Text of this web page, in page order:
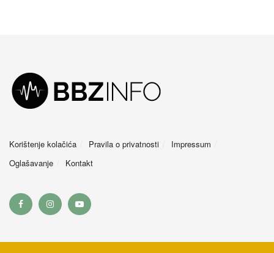
Korištenje kolačića Pravila o privatnosti
Impressum
Oglašavanje
Kontakt